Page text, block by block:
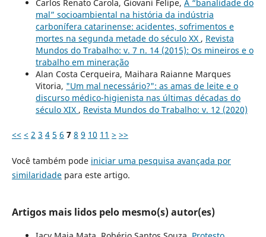
Carlos Renato Carola, Giovani Felipe, A “banalidade do
mal” socioambiental na história da indústria
carbonífera catarinense: acidentes, sofrimentos e
mortes na segunda metade do século XX , Revista
Mundos do Trabalho: v. 7 n. 14 (2015): Os mineiros e o
trabalho em mineração
Alan Costa Cerqueira, Maihara Raianne Marques
Vitoria, "Um mal necessário?": as amas de leite e o
discurso médico-higienista nas últimas décadas do
século XIX , Revista Mundos do Trabalho: v. 12 (2020)
<< < 2 3 4 5 6 7 8 9 10 11 > >>
Você também pode iniciar uma pesquisa avançada por
similaridadepara este artigo.
Artigos mais lidos pelo mesmo(s) autor(es)